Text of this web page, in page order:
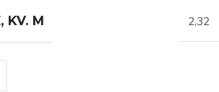
KV. M 2,32